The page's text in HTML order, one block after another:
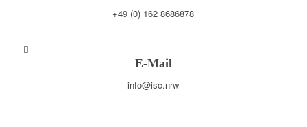
+49 (0) 162 8686878
E-Mail
info@isc.nrw